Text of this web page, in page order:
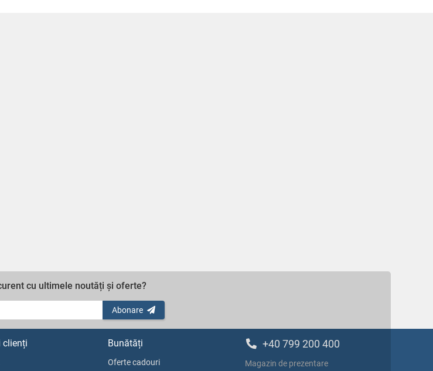
cu ultimele noutăți și oferte?
Abonare
clienți Bunătăți
Oferte cadouri
+40 799 200 400
Magazin de prezentare